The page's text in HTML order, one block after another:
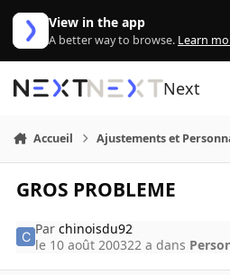
Aller au contenu
View in the app
A better way to browse. Learn
Next
Accueil Ajustements et
GROS PROBLEME
Parchinoisdu92
le 10 août 200322 a dans